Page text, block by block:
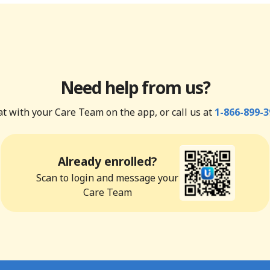
Need help from us?
with your Care Team on the app, or call us at 1-866-899-
Already enrolled?
Scan to login and message your
Care Team